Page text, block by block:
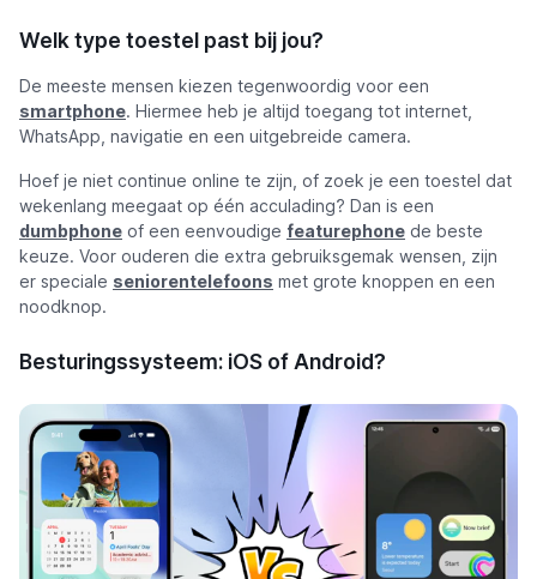
Welk type toestel past bij jou?
De meeste mensen kiezen tegenwoordig voor een
smartphone. Hiermee heb je altijd toegang tot internet,
WhatsApp, navigatie en een uitgebreide camera.
Hoef je niet continue online te zijn, of zoek je een toestel dat
wekenlang meegaat op één acculading? Dan is een
dumbphone of een eenvoudige featurephone de beste
keuze. Voor ouderen die extra gebruiksgemak wensen, zijn
er speciale seniorentelefoons met grote knoppen en een
noodknop.
Besturingssysteem: iOS of Android?